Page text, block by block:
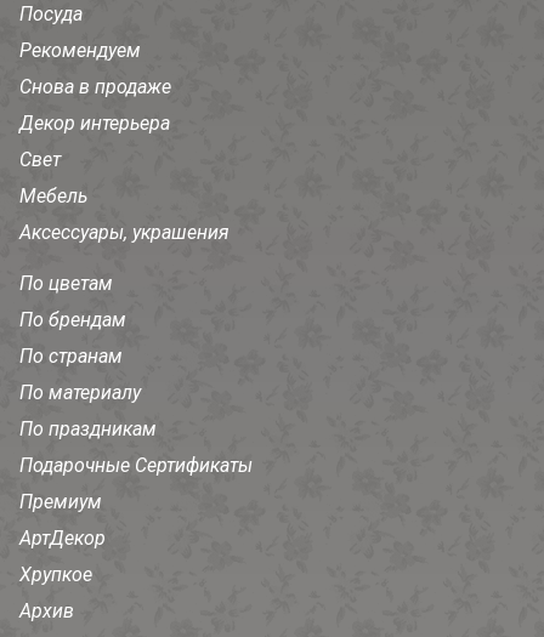
Посуда
Рекомендуем
Снова в продаже
Декор интерьера
Свет
Мебель
Аксессуары, украшения
По цветам
По брендам
По странам
По материалу
По праздникам
Подарочные Сертификаты
Премиум
АртДекор
Хрупкое
Архив